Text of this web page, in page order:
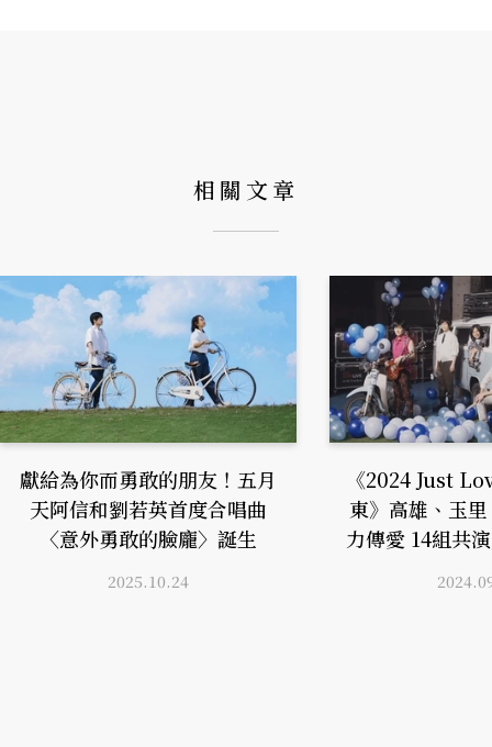
相關文章
獻給為你而勇敢的朋友！五月
天阿信和劉若英首度合唱曲
〈意外勇敢的臉龐〉誕生
2025.10.24
《2024 Just
東》高雄、玉
力傳愛 14組共